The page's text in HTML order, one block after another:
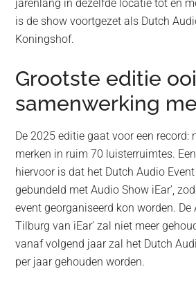
jarenlang in dezelfde locatie tot en
is de show voortgezet als Dutch
Koningshof.
Grootste editie
samenwerking
De 2025 editie gaat voor een record:
merken in ruim 70 luisterruimtes.
hiervoor is dat het Dutch Audio
gebundeld met Audio Show iEar’,
event georganiseerd kon worden. De
Tilburg van iEar’ zal niet meer
vanaf volgend jaar zal het Dutch
per jaar gehouden worden.